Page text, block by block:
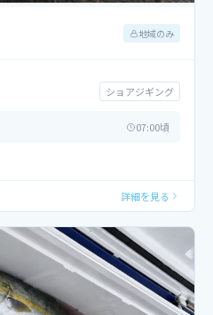
地域のみ
ショアジギング
07:00頃
詳細を見る